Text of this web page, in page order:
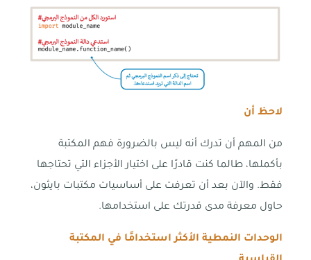
لاحظ أن
من المهم أن تدرك أنه ليس بالضرورة فهم المكتبة
بأكملها، طالما كنت قادرًا على اختيار الأجزاء التي تحتاجها
فقط. والآن بعد أن تعرفت على أساسيات مكتبات بايثون،
حاول معرفة مدى قدرتك على استخدامها.
الوحدات النمطية الأكثر استخدامًا في المكتبة